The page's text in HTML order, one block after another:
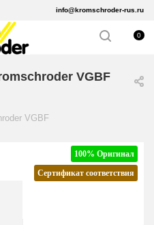
info@kromschroder-rus.ru
0
VGBF
VGBF
100% Оригинал
Сертификат соответствия